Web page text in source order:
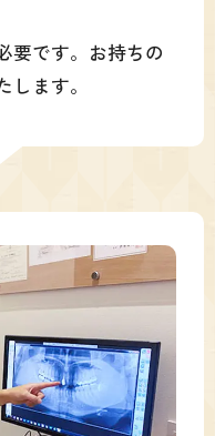
要です。お持ちの
ます。